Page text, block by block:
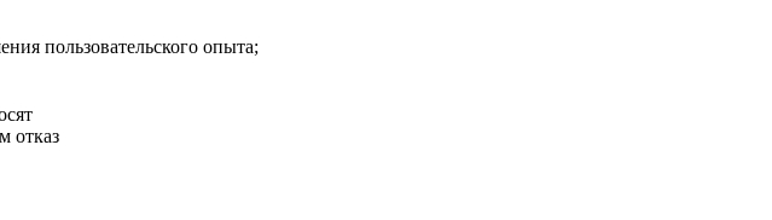
пользовательского опыта;
отказ